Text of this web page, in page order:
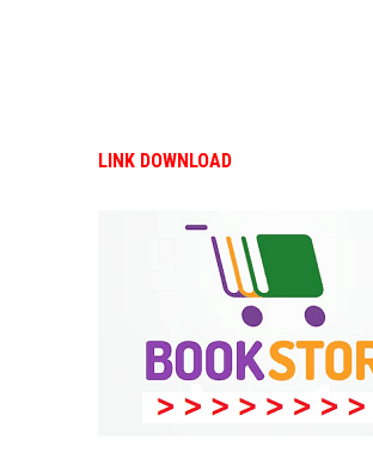
LINK DOWNLOAD